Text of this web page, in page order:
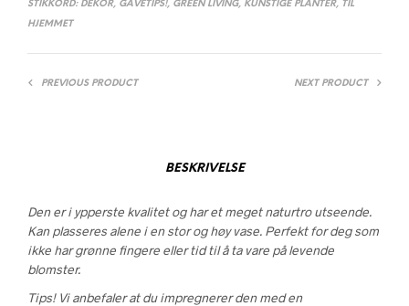
STIKKORD: DEKOR, GAVETIPS!, GREEN LIVING, KUNSTIGE PLANTER, TIL
HJEMMET
PREVIOUS PRODUCT NEXT PRODUCT
BESKRIVELSE
Den er i ypperste kvalitet og har et meget naturtro utseende.
Kan plasseres alene i en stor og høy vase. Perfekt for deg som
ikke har grønne fingere eller tid til å ta vare på levende
blomster.
Tips! Vi anbefaler at du impregnerer den med en